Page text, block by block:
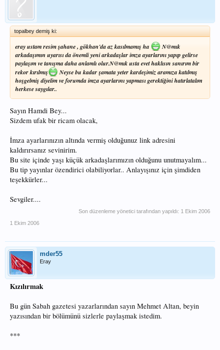
topalbey demiş ki:
eray ustam resim şahane , gökhan'da az kasılmamış ha
N@mık
arkadaşımın uyarısı da önemli yeni arkadaşlar imza ayarlarını yapıp gelirse
paylaşım ve tanışma daha anlamlı olur.N@mık usta evet haklısın sanırım bir
rekor kırılmış
Neyse bu kadar şamata yeter kardeşimiz aramıza katılmış
hoşgelmiş diyelim ve forumda imza ayarlarını yapması gerektiğini hatırlatalım
herkese saygılar..
Sayın Hamdi Bey...
Sizdem ufak bir ricam olacak,
İmza ayarlarınızın altında vermiş olduğunuz link adresini
kaldırırsanız sevinirim.
Bu site içinde yaşı küçük arkadaşlarımızın olduğunu unutmayalım...
Bu tip yayınlar özendirici olabiliyorlar.. Anlayışınız için şimdiden
teşekkürler...
Sevgiler....
Son düzenleme yönetici tarafından yapıldı: 1 Ekim 2006
1 Ekim 2006
mder55
Eray
Kızılırmak
Bu gün Sabah gazetesi yazarlarından sayın Mehmet Altan, beyin
yazısından bir bölümünü sizlerle paylaşmak istedim.
***